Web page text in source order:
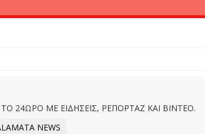
24ΩΡΟ ΜΕ ΕΙΔΗΣΕΙΣ, ΡΕΠΟΡΤΑΖ ΚΑΙ ΒΙΝΤΕΟ.
NEWS